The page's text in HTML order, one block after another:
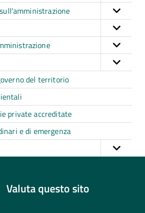
del territorio
private accreditate
e di emergenza
Valuta questo sito